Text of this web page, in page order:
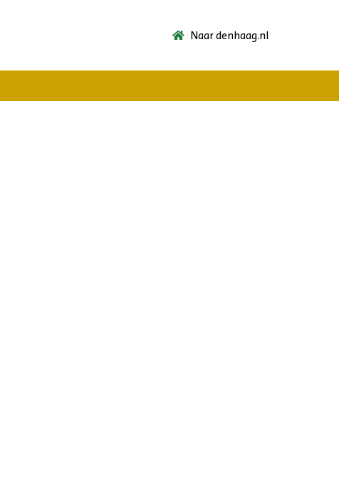
Naar denhaag.nl